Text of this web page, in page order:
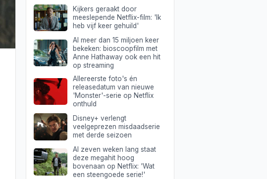
Kijkers geraakt door
meeslepende Netflix-film: 'Ik
heb vijf keer gehuild'
Al meer dan 15 miljoen keer
bekeken: bioscoopfilm met
Anne Hathaway ook een hit
op streaming
Allereerste foto's én
releasedatum van nieuwe
'Monster'-serie op Netflix
onthuld
Disney+ verlengt
veelgeprezen misdaadserie
met derde seizoen
Al zeven weken lang staat
deze megahit hoog
bovenaan op Netflix: 'Wat
een steengoede serie!'